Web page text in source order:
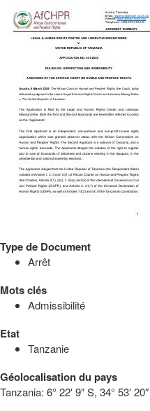
Type de Document
Arrêt
Mots clés
Admissibilité
Etat
Tanzanie
Géolocalisation du pays
Tanzania: 6° 22′ 9″ S, 34° 53′